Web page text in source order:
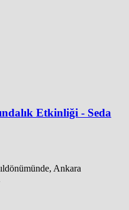
Etkinliği - Seda
Ankara